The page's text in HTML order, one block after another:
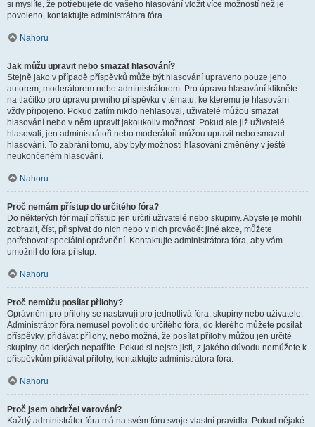
si myslíte, že potřebujete do vašeho hlasování vložit více možností než je
povoleno, kontaktujte administrátora fóra.
Nahoru
Jak můžu upravit nebo smazat hlasování?
Stejně jako v případě příspěvků může být hlasování upraveno pouze jeho
autorem, moderátorem nebo administrátorem. Pro úpravu hlasování klikněte
na tlačítko pro úpravu prvního příspěvku v tématu, ke kterému je hlasování
vždy připojeno. Pokud zatím nikdo nehlasoval, uživatelé můžou smazat
hlasování nebo v něm upravit jakoukoliv možnost. Pokud ale již uživatelé
hlasovali, jen administrátoři nebo moderátoři můžou upravit nebo smazat
hlasování. To zabrání tomu, aby byly možnosti hlasování změněny v ještě
neukončeném hlasování.
Nahoru
Proč nemám přístup do určitého fóra?
Do některých fór mají přístup jen určití uživatelé nebo skupiny. Abyste je mohli
zobrazit, číst, přispívat do nich nebo v nich provádět jiné akce, můžete
potřebovat speciální oprávnění. Kontaktujte administrátora fóra, aby vám
umožnil do fóra přístup.
Nahoru
Proč nemůžu posílat přílohy?
Oprávnění pro přílohy se nastavují pro jednotlivá fóra, skupiny nebo uživatele.
Administrátor fóra nemusel povolit do určitého fóra, do kterého můžete posílat
příspěvky, přidávat přílohy, nebo možná, že posílat přílohy můžou jen určité
skupiny, do kterých nepatříte. Pokud si nejste jisti, z jakého důvodu nemůžete k
příspěvkům přidávat přílohy, kontaktujte administrátora fóra.
Nahoru
Proč jsem obdržel varování?
Každý administrátor fóra má na svém fóru svoje vlastní pravidla. Pokud nějaké